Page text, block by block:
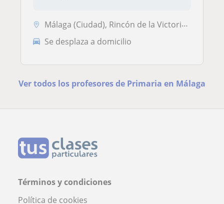
Málaga (Ciudad), Rincón de la Victoria, Totalán
Se desplaza a domicilio
Ver todos los profesores de Primaria en Málaga
Términos y condiciones
Política de cookies